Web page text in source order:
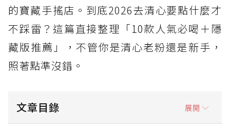
的寶藏手搖店。到底2026去清心要點什麼才
不踩雷？這篇直接整理「10款人氣必喝＋隱
藏版推薦」，不管你是清心老粉還是新手，
照著點準沒錯。
文章目錄 展開